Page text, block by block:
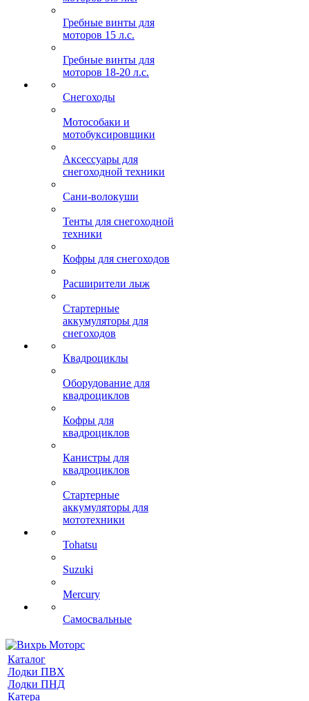
Гребные винты для
моторов 15 л.с.
Гребные винты для
моторов 18-20 л.с.
Снегоходы
Мотособаки и
мотобуксировщики
Аксессуары для
снегоходной техники
Сани-волокуши
Тенты для снегоходной
техники
Кофры для снегоходов
Расширители лыж
Стартерные
аккумуляторы для
снегоходов
Квадроциклы
Оборудование для
квадроциклов
Кофры для
квадроциклов
Канистры для
квадроциклов
Стартерные
аккумуляторы для
мототехники
Tohatsu
Suzuki
Mercury
Самосвальные
Каталог
Лодки ПВХ
Лодки ПНД
Катера